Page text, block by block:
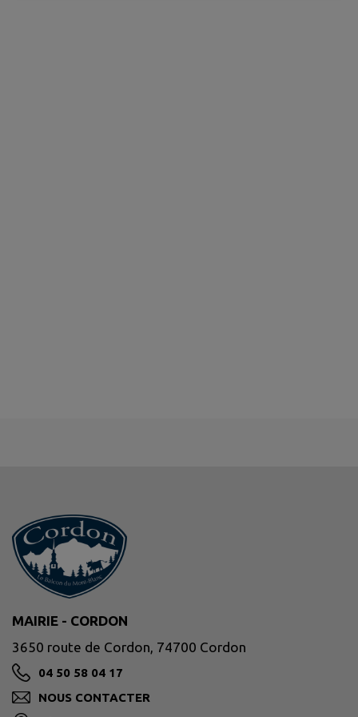
MAIRIE - CORDON
3650 route de Cordon, 74700 Cordon
04 50 58 04 17
NOUS CONTACTER